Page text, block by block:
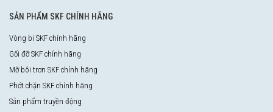
SẢN PHẨM SKF CHÍNH HÃNG
Vòng bi SKF chính hãng
Gối đỡ SKF chính hãng
Mỡ bôi trơn SKF chính hãng
Phớt chặn SKF chính hãng
Sản phẩm truyền động